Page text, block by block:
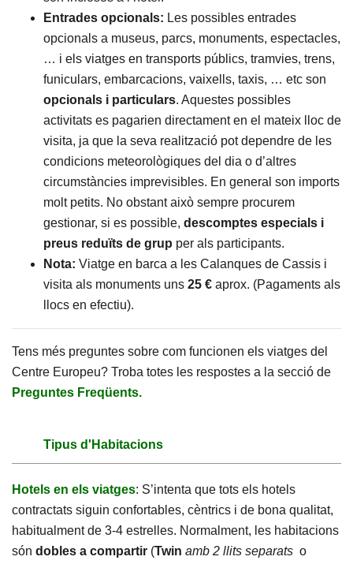
Entrades opcionals: Les possibles entrades
opcionals a museus, parcs, monuments, espectacles,
… i els viatges en transports públics, tramvies, trens,
funiculars, embarcacions, vaixells, taxis, … etc son
opcionals i particulars. Aquestes possibles
activitats es pagarien directament en el mateix lloc de
visita, ja que la seva realització pot dependre de les
condicions meteorològiques del dia o d’altres
circumstàncies imprevisibles. En general son imports
molt petits. No obstant això sempre procurem
gestionar, si es possible, descomptes especials i
preus reduïts de grup per als participants.
Nota: Viatge en barca a les Calanques de Cassis i
visita als monuments uns 25 € aprox. (Pagaments als
llocs en efectiu).
Tens més preguntes sobre com funcionen els viatges del
Centre Europeu? Troba totes les respostes a la secció de
Preguntes Freqüents.
Tipus d'Habitacions
Hotels en els viatges: S’intenta que tots els hotels
contractats siguin confortables, cèntrics i de bona qualitat,
habitualment de 3-4 estrelles. Normalment, les habitacions
són dobles a compartir (Twin amb 2 llits separats o